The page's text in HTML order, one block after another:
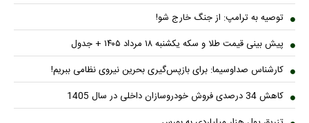
توصیه به ترامپ: از جنگ خارج شو!
پیش بینی قیمت طلا و سکه یکشنبه ۱۸ مرداد ۱۴۰۵ + جدول
کارشناس صداوسیما: برای بازپس‌گیری بحرین نیروی نظامی ببریم!
کاهش 34 درصدی فروش خودروسازان داخلی در سال 1405